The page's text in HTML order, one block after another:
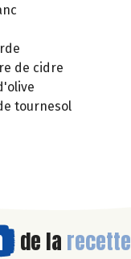
de cidre
tournesol
de la recette